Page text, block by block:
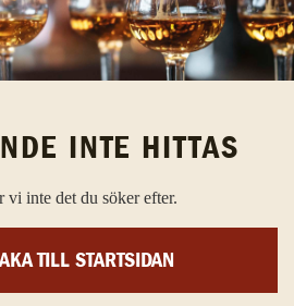
INTE HITTAS
vi inte det du söker efter.
TILL STARTSIDAN